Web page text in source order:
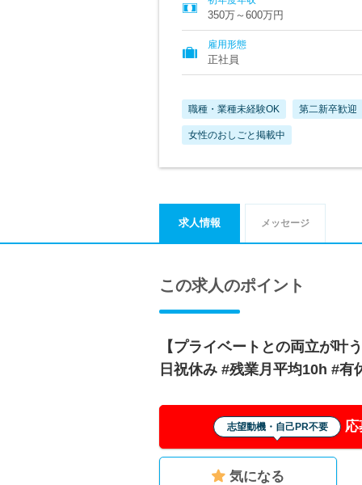
350万～600万円
雇用形態
正社員
職種・業種未経験OK 第二新卒歓迎
女性のおしごと掲載中
求人情報 メッセージ
この求人のポイント
【プライベートとの両立が叶
日祝休み #残業月平均10h #有
志望動機・自己PR不要
気になる